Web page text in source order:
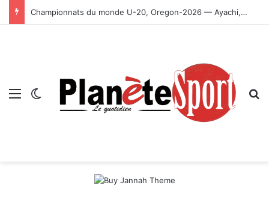
Championnats du monde U-20, Oregon-2026 — Ayachi, Dissa, Touahria et Ghezali en finale
Menu Switch skin